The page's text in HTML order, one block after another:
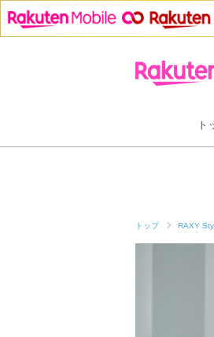
ト
トップ RAXY